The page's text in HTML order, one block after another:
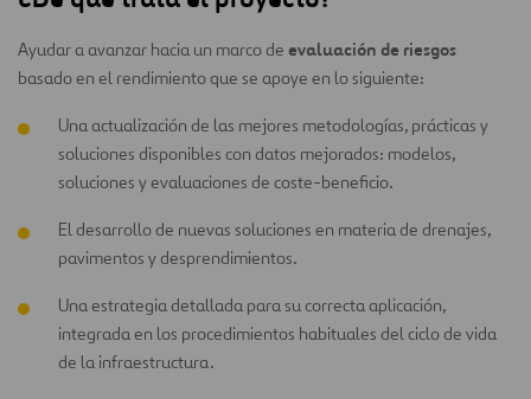
Ayudar a avanzar hacia un marco de evaluación de riesgos
basado en el rendimiento que se apoye en lo siguiente:
Una actualización de las mejores metodologías, prácticas y
soluciones disponibles con datos mejorados: modelos,
soluciones y evaluaciones de coste-beneficio.
El desarrollo de nuevas soluciones en materia de drenajes,
pavimentos y desprendimientos.
Una estrategia detallada para su correcta aplicación,
integrada en los procedimientos habituales del ciclo de vida
de la infraestructura.